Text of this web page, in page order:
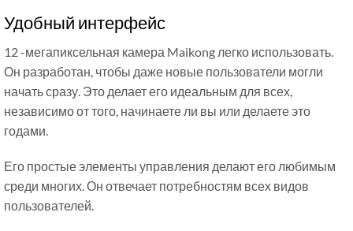
Удобный интерфейс
12 -мегапиксельная камера Maikong легко использовать.
Он разработан, чтобы даже новые пользователи могли
начать сразу. Это делает его идеальным для всех,
независимо от того, начинаете ли вы или делаете это
годами.
Его простые элементы управления делают его любимым
среди многих. Он отвечает потребностям всех видов
пользователей.